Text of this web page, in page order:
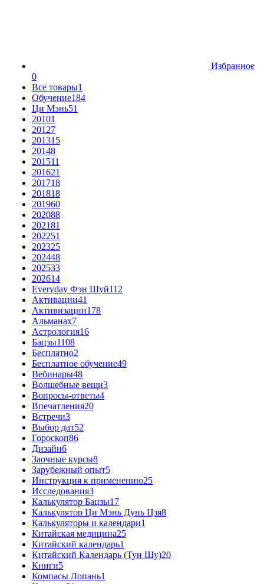
Избранное
0
Все товары1
Обучение184
Ци Мэнь51
20101
20127
201315
20148
201511
201621
201718
201818
201960
202088
202181
202251
202325
202448
202533
202614
Everyday Фэн Шуй112
Активации41
Активизации178
Альманах7
Астрология16
Бацзы1108
Бесплатно2
Бесплатное обучение49
Вебинары48
Волшебные вещи3
Вопросы-ответы4
Впечатления20
Встречи3
Выбор дат52
Гороскоп86
Дизайн6
Заочные курсы8
Зарубежный опыт5
Инструкция к применению25
Исследования3
Калькулятор Бацзы17
Калькулятор Ци Мэнь Дунь Цзя8
Калькуляторы и календари1
Китайская медицина25
Китайский календарь1
Китайский Календарь (Тун Шу)20
Книги5
Компасы Лопань1